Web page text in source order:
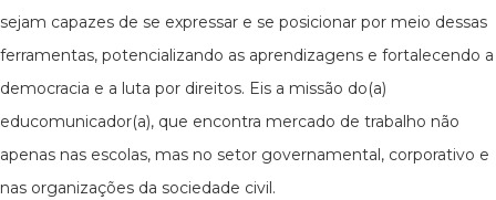
sejam capazes de se expressar e se posicionar por meio dessas
ferramentas, potencializando as aprendizagens e fortalecendo a
democracia e a luta por direitos. Eis a missão do(a)
educomunicador(a), que encontra mercado de trabalho não
apenas nas escolas, mas no setor governamental, corporativo e
nas organizações da sociedade civil.